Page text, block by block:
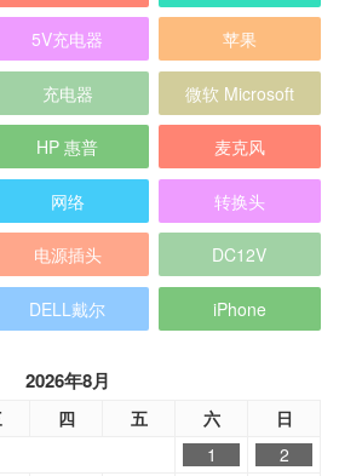
5V充电器 苹果
充电器 微软 Microsoft
HP 惠普 麦克风
网络 转换头
电源插头 DC12V
DELL戴尔 iPhone
2026年8月
四 五 六 日
1
2